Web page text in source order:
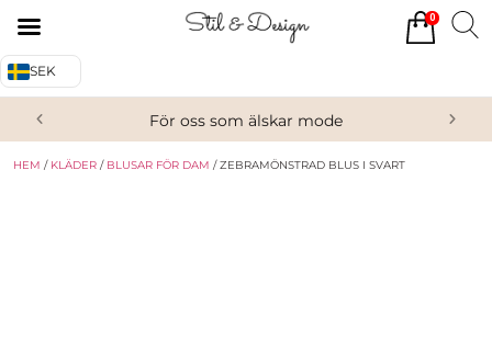
SEK
För oss som älskar mode
HEM / KLÄDER / BLUSAR FÖR DAM / ZEBRAMÖNSTRAD BLUS I SVART
0
Alla produkter
Om oss